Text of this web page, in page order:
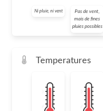
Ni pluie, ni vent
Pas de vent,
mais de fines
pluies possibles
Temperatures